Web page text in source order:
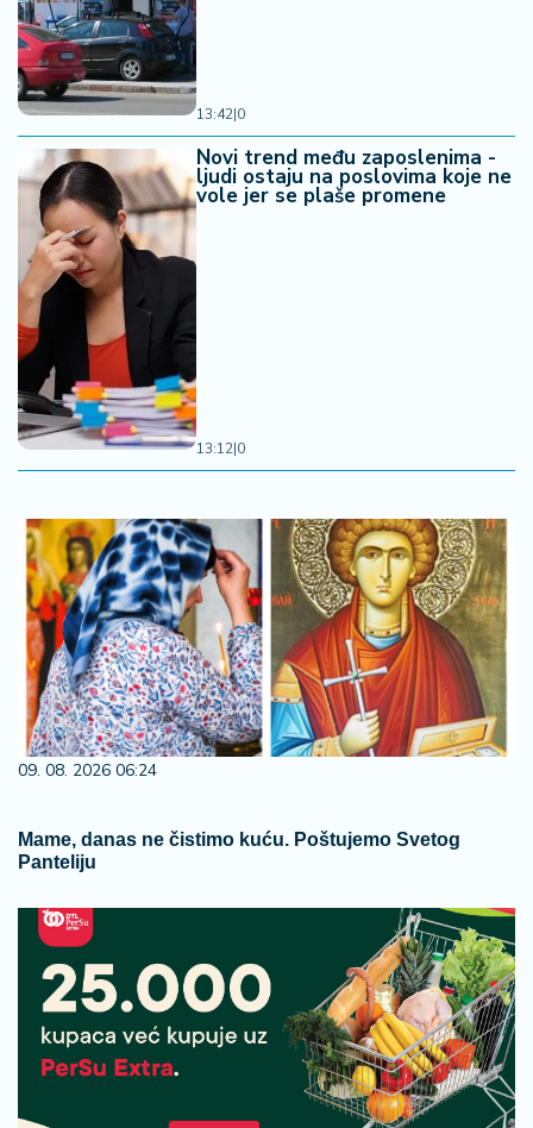
13:42|0
Novi trend među zaposlenima -
ljudi ostaju na poslovima koje ne
vole jer se plaše promene
13:12|0
09. 08. 2026 06:24
Mame, danas ne čistimo kuću. Poštujemo Svetog
Panteliju